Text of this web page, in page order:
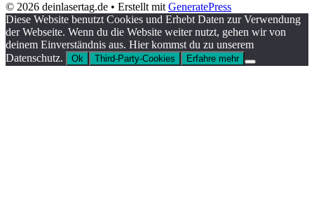
© 2026 deinlasertag.de • Erstellt mitGeneratePress
Diese Website benutzt Cookies und Erhebt Daten zur Verwendung
der Webseite. Wenn du die Website weiter nutzt, gehen wir von
deinem Einverständnis aus. Hier kommst du zu unserem
Datenschutz.
Ok Third-Party-Cookies Erfahre mehr